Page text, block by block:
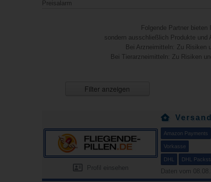
Preisalarm
Folgende Partner
sondern ausschließlich Produkte und
Bei Arzneimitteln: Zu Risiken
Bei Tierarzneimitteln: Zu Risiken
Filter anzeigen
Profil einsehen
Amazon Payments
Vorkasse
DHL DHL
Daten vom